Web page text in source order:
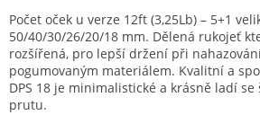
Počet oček u verze 12ft (3,25Lb) – 5+1
50/40/30/26/20/18 mm. Dělená rukojeť
rozšířená, pro lepší držení při
pogumovaným materiálem. Kvalitní a
DPS 18 je minimalistické a krásně ladí
prutu.